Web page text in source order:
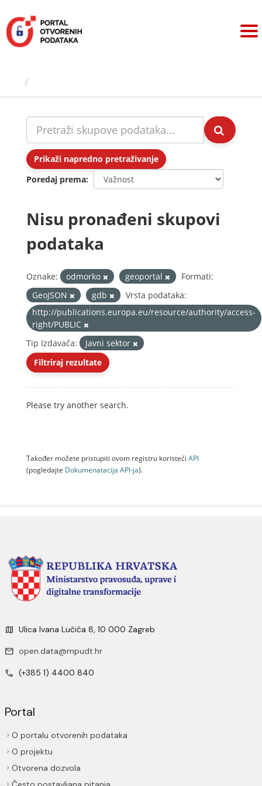
sadržaj
Prikaži napredno pretraživanje
Poredaj prema
Nisu pronađeni skupovi
podataka
Oznake: odmorko geoportal
Formati:
GeoJSON
gdb
Vrsta podataka:
http://publications.europa.eu/resource/authority/access-
right/PUBLIC
Tip Izdavača:
Javni sektor
Filtriraj rezultate
Please try another search.
Također možete pristupiti ovom registru koristeći API
(pogledajte Dokumenаtаcijа API-jа).